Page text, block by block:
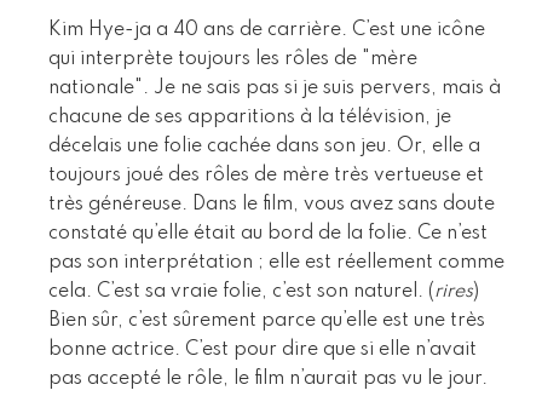
Kim Hye-ja a 40 ans de carrière. C’est une icône
qui interprète toujours les rôles de "mère
nationale". Je ne sais pas si je suis pervers, mais à
chacune de ses apparitions à la télévision, je
décelais une folie cachée dans son jeu. Or, elle a
toujours joué des rôles de mère très vertueuse et
très généreuse. Dans le film, vous avez sans doute
constaté qu’elle était au bord de la folie. Ce n’est
pas son interprétation ; elle est réellement comme
cela. C’est sa vraie folie, c’est son naturel. (rires)
Bien sûr, c’est sûrement parce qu’elle est une très
bonne actrice. C’est pour dire que si elle n’avait
pas accepté le rôle, le film n’aurait pas vu le jour.